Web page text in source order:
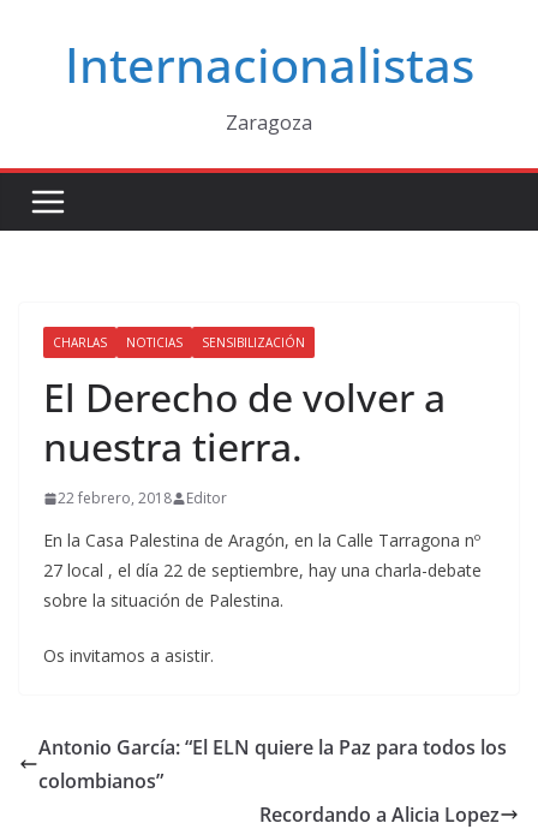
contenidoInternacionalistas
Zaragoza
CHARLAS NOTICIAS SENSIBILIZACIÓN
El Derecho de volver a
nuestra tierra.
22 febrero, 2018 Editor
En la Casa Palestina de Aragón, en la Calle Tarragona nº
27 local , el día 22 de septiembre, hay una charla-debate
sobre la situación de Palestina.
Os invitamos a asistir.
Antonio García: “El ELN quiere la Paz para todos los
colombianos”
Recordando a Alicia Lopez